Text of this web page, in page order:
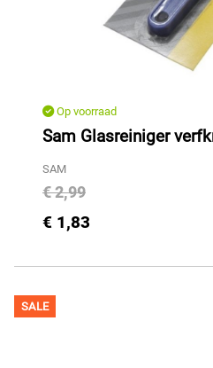
Op voorraad
Sam Glasreiniger
SAM
€ 2,99
€ 1,83
SALE